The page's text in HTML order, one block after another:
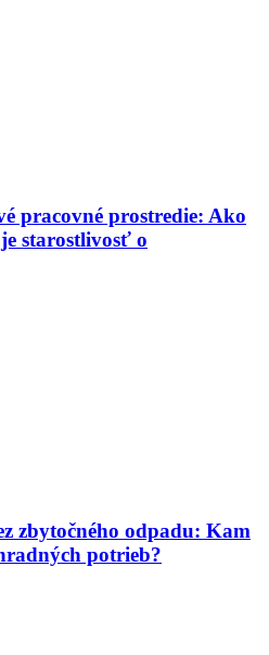
pracovné prostredie: Ako
starostlivosť o
zbytočného odpadu: Kam
potrieb?